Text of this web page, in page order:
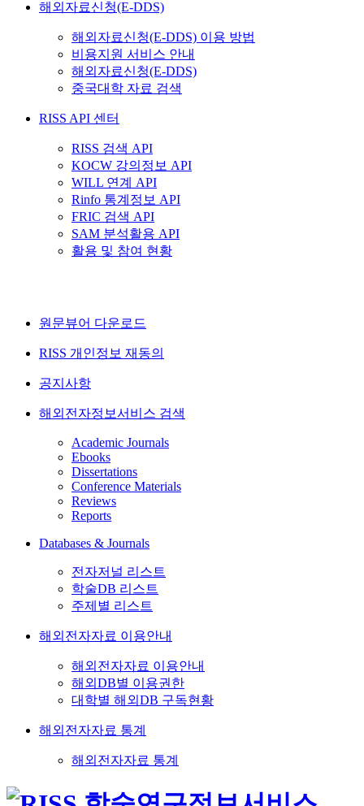
해외자료신청(E-DDS)
해외자료신청(E-DDS) 이용 방법
비용지원 서비스 안내
해외자료신청(E-DDS)
중국대학 자료 검색
RISS API 센터
RISS 검색 API
KOCW 강의정보 API
WILL 연계 API
Rinfo 통계정보 API
FRIC 검색 API
SAM 분석활용 API
활용 및 참여 현황
원문뷰어 다운로드
RISS 개인정보 재동의
공지사항
해외전자정보서비스 검색
Academic Journals
Ebooks
Dissertations
Conference Materials
Reviews
Reports
Databases & Journals
전자저널 리스트
학술DB 리스트
주제별 리스트
해외전자자료 이용안내
해외전자자료 이용안내
해외DB별 이용권한
대학별 해외DB 구독현황
해외전자자료 통계
해외전자자료 통계